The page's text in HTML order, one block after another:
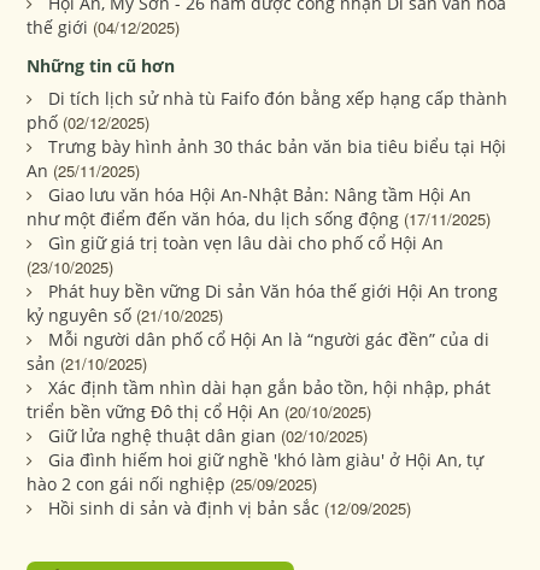
thế giới (04/12/2025)
Những tin cũ hơn
Di tích lịch sử nhà tù Faifo đón bằng xếp hạng cấp thành
phố (02/12/2025)
Trưng bày hình ảnh 30 thác bản văn bia tiêu biểu tại Hội
An (25/11/2025)
Giao lưu văn hóa Hội An-Nhật Bản: Nâng tầm Hội An
như một điểm đến văn hóa, du lịch sống động (17/11/2025)
Gìn giữ giá trị toàn vẹn lâu dài cho phố cổ Hội An
(23/10/2025)
Phát huy bền vững Di sản Văn hóa thế giới Hội An trong
kỷ nguyên số (21/10/2025)
Mỗi người dân phố cổ Hội An là “người gác đền” của di
sản (21/10/2025)
Xác định tầm nhìn dài hạn gắn bảo tồn, hội nhập, phát
triển bền vững Đô thị cổ Hội An (20/10/2025)
Giữ lửa nghệ thuật dân gian (02/10/2025)
Gia đình hiếm hoi giữ nghề 'khó làm giàu' ở Hội An, tự
hào 2 con gái nối nghiệp (25/09/2025)
Hồi sinh di sản và định vị bản sắc (12/09/2025)